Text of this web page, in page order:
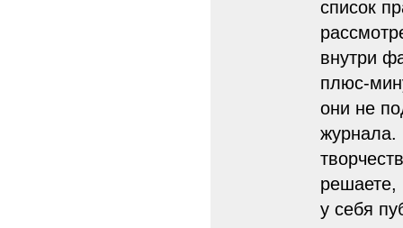
список
внутри
плюс-
они не
журнала.
у себя